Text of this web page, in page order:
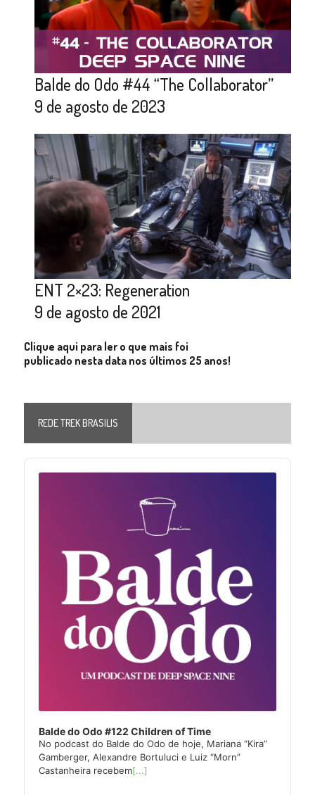
Balde do Odo #44 “The Collaborator”
9 de agosto de 2023
ENT 2×23: Regeneration
9 de agosto de 2021
Clique aqui para ler o que mais foi
publicado nesta data nos últimos 25 anos!
REDE TREK BRASILIS
Audio
Player
Balde do Odo #122 Children of Time
No podcast do Balde do Odo de hoje, Mariana “Kira”
Gamberger, Alexandre Bortuluci e Luiz “Morn”
Castanheira recebem[...]